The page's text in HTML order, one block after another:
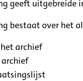
geeft uitgebreide
bestaat over het
archief